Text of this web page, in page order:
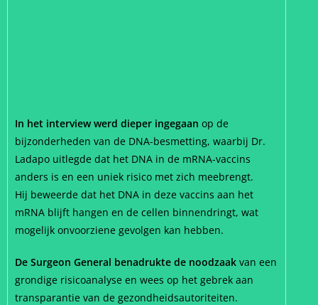
In het interview werd dieper ingegaan op de
bijzonderheden van de DNA-besmetting, waarbij Dr.
Ladapo uitlegde dat het DNA in de mRNA-vaccins
anders is en een uniek risico met zich meebrengt.
Hij beweerde dat het DNA in deze vaccins aan het
mRNA blijft hangen en de cellen binnendringt, wat
mogelijk onvoorziene gevolgen kan hebben.
De Surgeon General benadrukte de noodzaak van een
grondige risicoanalyse en wees op het gebrek aan
transparantie van de gezondheidsautoriteiten.